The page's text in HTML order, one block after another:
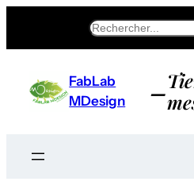
Search
FabLab
MDesign
–